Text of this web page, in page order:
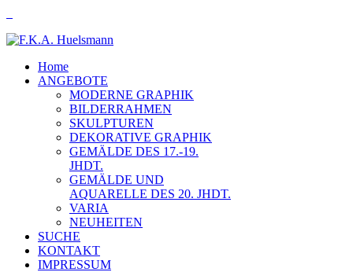
Home
ANGEBOTE
MODERNE GRAPHIK
BILDERRAHMEN
SKULPTUREN
DEKORATIVE GRAPHIK
GEMÄLDE DES 17.-19.
JHDT.
GEMÄLDE UND
AQUARELLE DES 20. JHDT.
VARIA
NEUHEITEN
SUCHE
KONTAKT
IMPRESSUM